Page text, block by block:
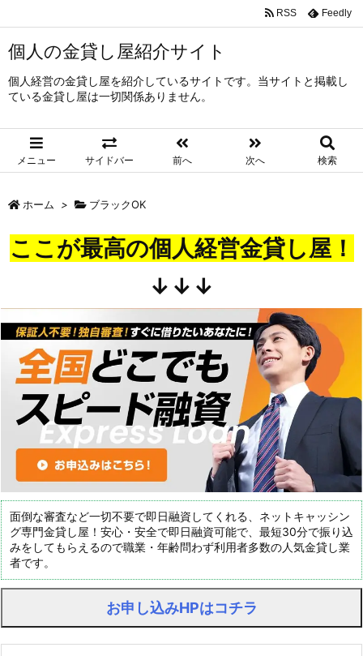
個人の金貸し屋紹介サイト
個人経営の金貸し屋を紹介しているサイトです。当サイトと掲載し
ている金貸し屋は一切関係ありません。
メニュー サイドバー 前へ 次へ 検索
RSS Feedly
ホーム > ブラックOK
ここが最高の個人経営金貸し屋！
↓↓↓
面倒な審査など一切不要で即日融資してくれる、ネットキャッシン
グ専門金貸し屋！安心・安全で即日融資可能で、最短30分で振り込
みをしてもらえるので職業・年齢問わず利用者多数の人気金貸し業
者です。
お申し込みHPはコチラ